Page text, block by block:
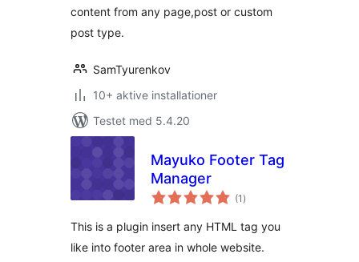
content from any page,post or custom
post type.
SamTyurenkov
10+ aktive installationer
Testet med 5.4.20
Mayuko Footer Tag
Manager
(1 totale
bedømmelser
)
This is a plugin insert any HTML tag you
like into footer area in whole website.